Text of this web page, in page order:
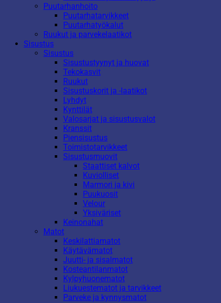
Puutarhanhoito
Puutarhatarvikkeet
Puutarhatyökalut
Ruukut ja parvekelaatikot
Sisustus
Sisustus
Sisustustyynyt ja huovat
Tekokasvit
Ruukut
Sisustuskorit ja -laatikot
Lyhdyt
Kynttilät
Valosarjat ja sisustusvalot
Kranssit
Piensisustus
Toimistotarvikkeet
Sisustusmuovit
Staattiset kalvot
Kuviolliset
Marmori ja kivi
Puukuosit
Velour
Yksiväriset
Keinonahat
Matot
Keskilattiamatot
Käytävämatot
Juutti- ja sisalmatot
Kosteantilanmatot
Kylpyhuonematot
Liukuestematot ja tarvikkeet
Parveke ja kynnysmatot